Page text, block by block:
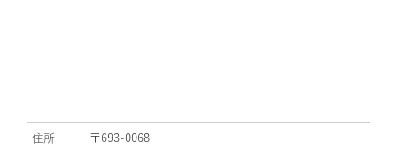
住所
〒693-0068